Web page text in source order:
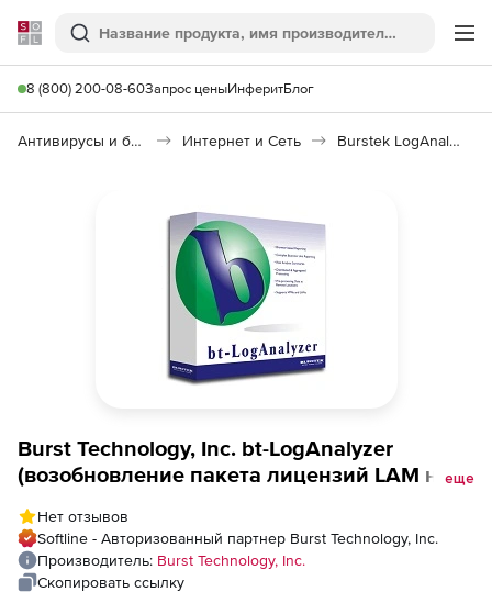
Softline
Поиск
8 (800) 200-08-60Запрос ценыИнферитБлог
Антивирусы и безопасность Интернет и Сеть Burstek LogAnalyzer
Burst Technology, Inc. bt-LogAnalyzer
(возобновление пакета лицензий LAM на 1
еще
Нет отзывов
Softline - Авторизованный партнер Burst Technology, Inc.
Производитель: Burst Technology, Inc.
Скопировать ссылку